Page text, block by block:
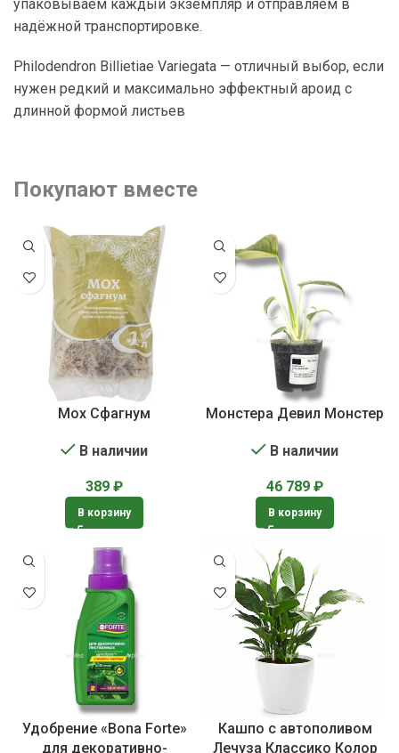
упаковываем каждый экземпляр и отправляем в
надёжной транспортировке.
Philodendron Billietiae Variegata — отличный выбор, если
нужен редкий и максимально эффектный ароид с
длинной формой листьев
Покупают вместе
Мох Сфагнум
В наличии
389 ₽
В корзину
Монстера Девил Монстер
В наличии
46 789 ₽
В корзину
Удобрение «Bona Forte»
для декоративно-
Кашпо с автополивом
Лечуза Классико Колор